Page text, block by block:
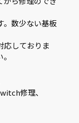
。数少ない基板
応しておりま
修理、